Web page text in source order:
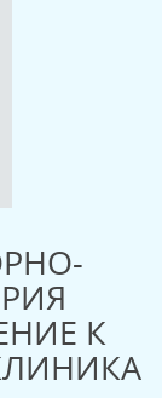
К